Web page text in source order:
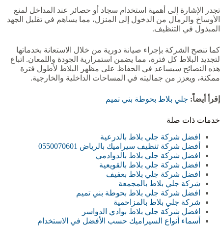
تجدر الإشارة إلى أهمية استخدام سجاد أو حصائر عند المداخل لمنع
الأوساخ والرمال من الدخول إلى المنزل، مما يساهم في تقليل الجهد
المبذول في التنظيف.
كما تنصح الشركة بإجراء صيانة دورية من خلال الاستعانة بخدماتها
لتجديد البلاط كل فترة، مما يضمن استمرارية الجودة واللمعان. اتباع
هذه النصائح سيساعد في الحفاظ على مظهر البلاط لأطول فترة
ممكنة، ويعزز من جماليته في المساحات الداخلية والخارجية.
إقرأ أيضاً: جلي بلاط بحوطة بني تميم
خدمات ذات صلة
افضل شركة جلي بلاط بالدرعية
أفضل شركة تنظيف سيراميك بالرياض 0550070601
افضل شركة جلي بلاط بالدوادمي
افضل شركة جلي بلاط بالقويعية‏
افضل شركة جلي بلاط بعفيف
شركة جلي بلاط بالمجمعة‏
افضل شركة جلي بلاط بحوطة بني تميم
شركة جلي بلاط بالمزاحمية‏‏
افضل شركة جلي بلاط بوادي الدواسر
أسماء أنواع السيراميك حسب الأفضل في الاستخدام